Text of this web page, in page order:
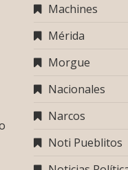
Machines
Mérida
Morgue
Nacionales
Narcos
Noti Pueblitos